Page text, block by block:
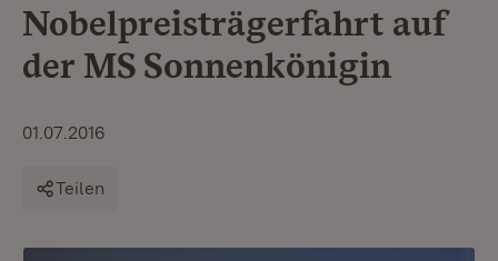
Nobelpreisträgerfahrt auf
der MS Sonnenkönigin
01.07.2016
Teilen